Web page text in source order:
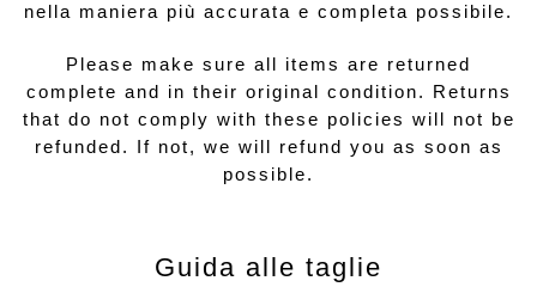
nella maniera più accurata e completa possibile.
Please make sure all items are returned
complete and in their original condition. Returns
that do not comply with these policies will not be
refunded. If not, we will refund you as soon as
possible.
Guida alle taglie